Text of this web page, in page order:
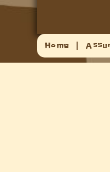
Home